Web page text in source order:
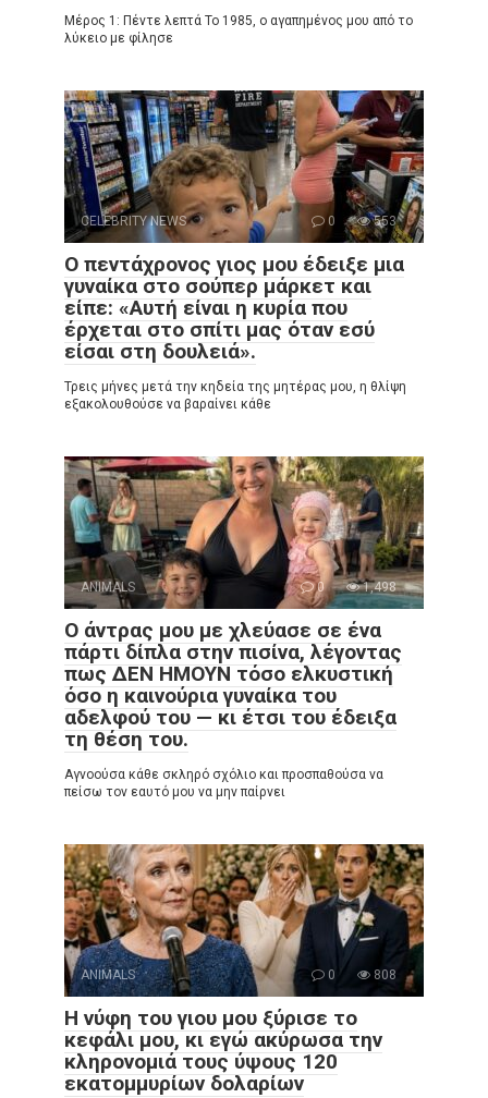
Μέρος 1: Πέντε λεπτά Το 1985, ο αγαπημένος μου από το
λύκειο με φίλησε
CELEBRITY NEWS 0 553
Ο πεντάχρονος γιος μου έδειξε μια
γυναίκα στο σούπερ μάρκετ και
είπε: «Αυτή είναι η κυρία που
έρχεται στο σπίτι μας όταν εσύ
είσαι στη δουλειά».
Τρεις μήνες μετά την κηδεία της μητέρας μου, η θλίψη
εξακολουθούσε να βαραίνει κάθε
ANIMALS 0 1,498
Ο άντρας μου με χλεύασε σε ένα
πάρτι δίπλα στην πισίνα, λέγοντας
πως ΔΕΝ ΗΜΟΥΝ τόσο ελκυστική
όσο η καινούρια γυναίκα του
αδελφού του — κι έτσι του έδειξα
τη θέση του.
Αγνοούσα κάθε σκληρό σχόλιο και προσπαθούσα να
πείσω τον εαυτό μου να μην παίρνει
ANIMALS 0 808
Η νύφη του γιου μου ξύρισε το
κεφάλι μου, κι εγώ ακύρωσα την
κληρονομιά τους ύψους 120
εκατομμυρίων δολαρίων